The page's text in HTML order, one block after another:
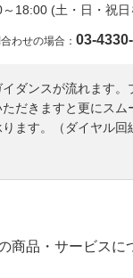
～18:00 (土・日・祝
わせの場合： 03-
ダンスが流れます
だきますと更にス
ます。（ダイヤル
商品・サービスに